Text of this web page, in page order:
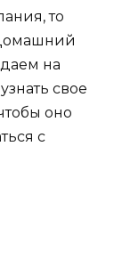
то
на
свое
оно
с